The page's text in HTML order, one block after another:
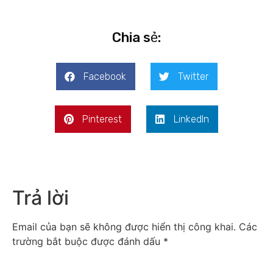
Chia sẻ:
Facebook Twitter
Pinterest LinkedIn
Trả lời
Email của bạn sẽ không được hiển thị công khai. Các
trường bắt buộc được đánh dấu *